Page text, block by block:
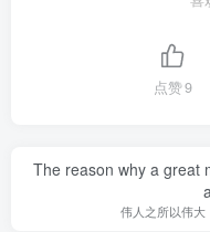
点赞9
The reason why a great
伟人之所以伟大